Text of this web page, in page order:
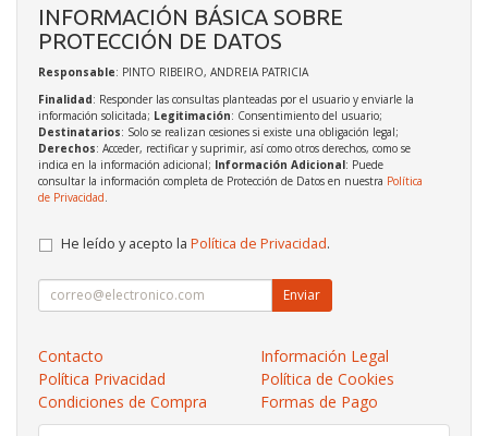
INFORMACIÓN BÁSICA SOBRE
PROTECCIÓN DE DATOS
Responsable: PINTO RIBEIRO, ANDREIA PATRICIA
Finalidad: Responder las consultas planteadas por el usuario y enviarle la
información solicitada; Legitimación: Consentimiento del usuario;
Destinatarios: Solo se realizan cesiones si existe una obligación legal;
Derechos: Acceder, rectificar y suprimir, así como otros derechos, como se
indica en la información adicional; Información Adicional: Puede
consultar la información completa de Protección de Datos en nuestra Política
de Privacidad
He leído y acepto la Política de Privacidad.
Enviar
Contacto
Información Legal
Política Privacidad
Política de Cookies
Condiciones de Compra
Formas de Pago